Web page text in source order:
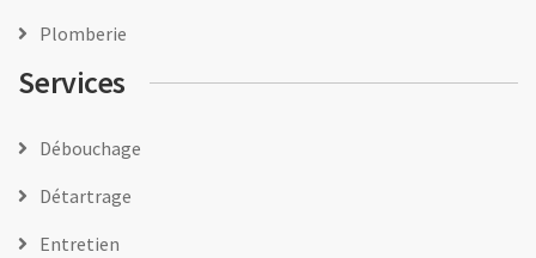
Plomberie
Services
Débouchage
Détartrage
Entretien